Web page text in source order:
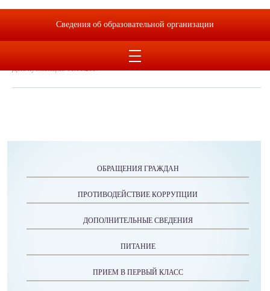
Дата создания: 03.02.2021
ОБРАЩЕНИЯ ГРАЖДАН
ПРОТИВОДЕЙСТВИЕ КОРРУПЦИИ
ДОПОЛНИТЕЛЬНЫЕ СВЕДЕНИЯ
ПИТАНИЕ
ПРИЕМ В ПЕРВЫЙ КЛАСС
Сведения об образовательной организации